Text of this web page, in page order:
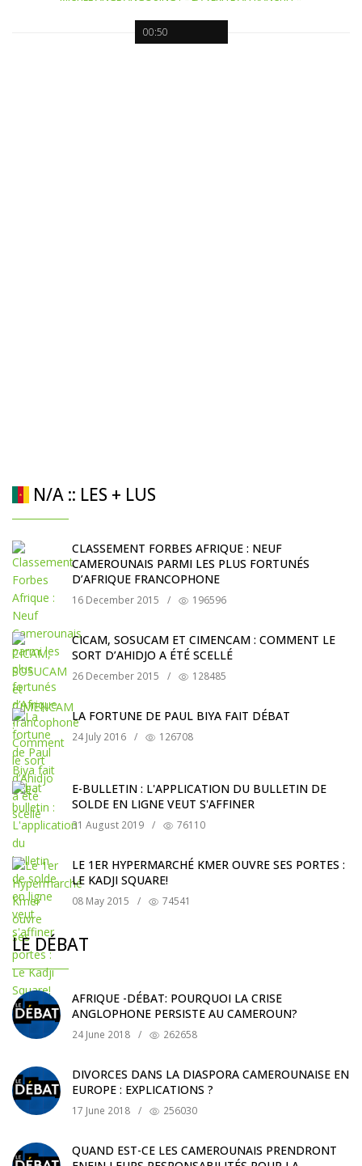
00:50
N/A :: LES + LUS
CLASSEMENT FORBES AFRIQUE : NEUF
CAMEROUNAIS PARMI LES PLUS FORTUNÉS
D’AFRIQUE FRANCOPHONE
16 December 2015 / 196596
CICAM, SOSUCAM ET CIMENCAM : COMMENT LE
SORT D’AHIDJO A ÉTÉ SCELLÉ
26 December 2015 / 128485
LA FORTUNE DE PAUL BIYA FAIT DÉBAT
24 July 2016 / 126708
E-BULLETIN : L'APPLICATION DU BULLETIN DE
SOLDE EN LIGNE VEUT S'AFFINER
31 August 2019 / 76110
LE 1ER HYPERMARCHÉ KMER OUVRE SES PORTES :
LE KADJI SQUARE!
08 May 2015 / 74541
LE DÉBAT
AFRIQUE -DÉBAT: POURQUOI LA CRISE
ANGLOPHONE PERSISTE AU CAMEROUN?
24 June 2018 / 262658
DIVORCES DANS LA DIASPORA CAMEROUNAISE EN
EUROPE : EXPLICATIONS ?
17 June 2018 / 256030
QUAND EST-CE LES CAMEROUNAIS PRENDRONT